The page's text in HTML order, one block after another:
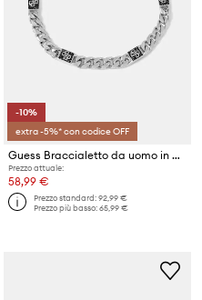
-10%
extra -5%* con codice OFF
Guess Braccialetto da uomo in acciaio inossidabile 4G FRONTIERS
Prezzo attuale:
58,99 €
Prezzo standard:92,99 €
Prezzo più basso:65,99 €